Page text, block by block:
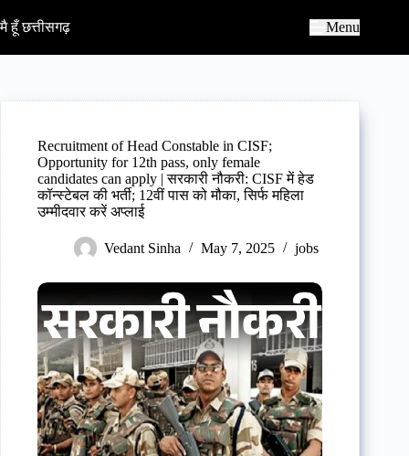
k
p
c
मै हूँ छत्तीसगढ़ Menu
Recruitment of Head Constable in CISF;
Opportunity for 12th pass, only female
candidates can apply | सरकारी नौकरी: CISF में हेड
कॉन्स्टेबल की भर्ती; 12वीं पास को मौका, सिर्फ महिला
उम्मीदवार करें अप्लाई
Vedant Sinha May 7, 2025 jobs